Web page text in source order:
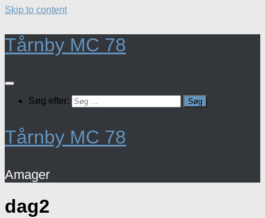
Skip to content
Tårnby MC 78
Søg efter:
Tårnby MC 78
Amager
dag2